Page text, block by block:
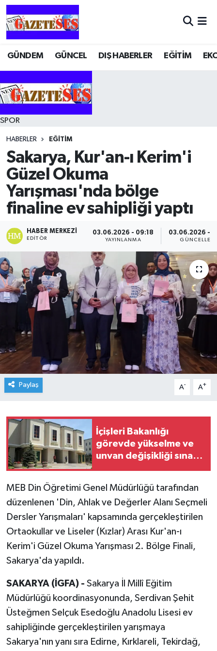
GÜNDEM GÜNCEL DIŞ HABERLER EĞİTİM
SPOR
HABERLER EĞİTİM
Sakarya, Kur'an-ı Kerim'i
Güzel Okuma
Yarışması'nda bölge
finaline ev sahipliği yaptı
HABER MERKEZI
EDITÖR
03.06.2026 - 09:18
YAYINLANMA
03.06.2026 -
Paylaş A- A+
İçişleri Bakanlığı
görevde yükselme ve
unvan değişikliği sınavı
MEB Din Öğretimi Genel Müdürlüğü tarafından
düzenlenen 'Din, Ahlak ve Değerler Alanı Seçmeli
Dersler Yarışmaları' kapsamında gerçekleştirilen
Ortaokullar ve Liseler (Kızlar) Arası Kur'an-ı
Kerim'i Güzel Okuma Yarışması 2. Bölge Finali,
Sakarya'da yapıldı.
SAKARYA (İGFA) - Sakarya İl Millî Eğitim
Müdürlüğü koordinasyonunda, Serdivan Şehit
Üsteğmen Selçuk Esedoğlu Anadolu Lisesi ev
sahipliğinde gerçekleştirilen yarışmaya
Sakarya'nın yanı sıra Edirne, Kırklareli, Tekirdağ,